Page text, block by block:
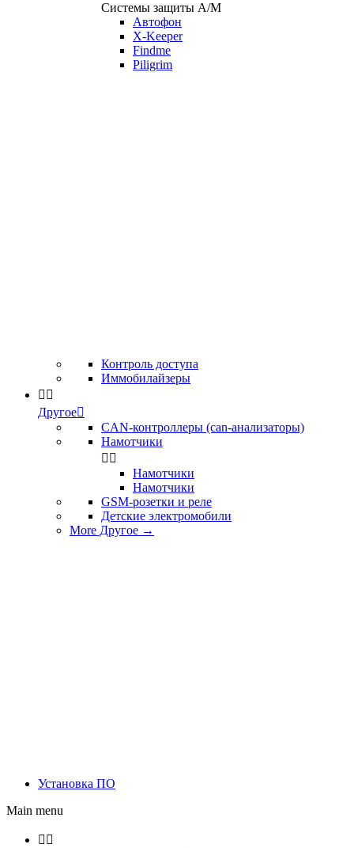
Системы защиты А/М
Автофон
X-Keeper
Findme
Piligrim
Контроль доступа
Иммобилайзеры
 
Другое
CAN-контроллеры (can-анализаторы)
Намотчики
 
Намотчики
Намотчики
GSM-розетки и реле
Детские электромобили
More Другое →
Установка ПО
Main menu
 